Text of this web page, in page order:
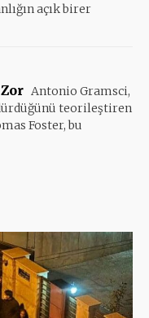
açık birer
Antonio Gramsci,
teorileştiren
Foster, bu